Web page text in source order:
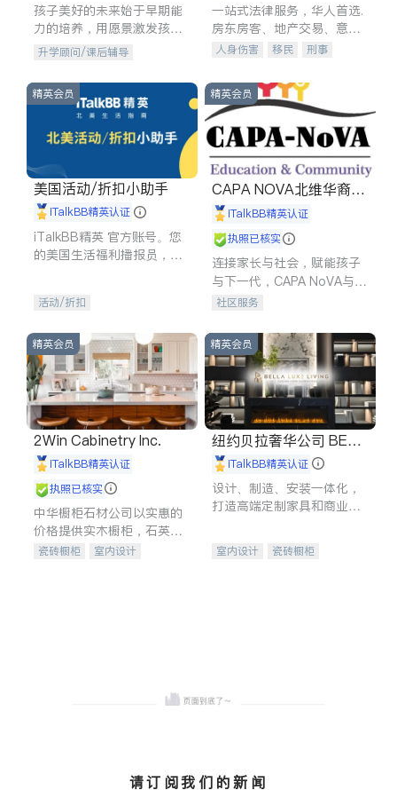
孩子美好的未来始于早期能
力的培养，用愿景激发孩子
的学习潜力和动力。理念：
拥有成长型心态是成功的基
石。
升学顾问/课后辅导
一站式法律服务，华人首选.
房东房客、地产交易、意外
伤害、车祸重伤、商业诉
建筑合同、刑事案件全包办
人身伤害 移民
刑事
信托/遗嘱
商业
索赔
律师-其它 保释
精英会员
美国活动/折扣小助手
iTalkBB精英认证
iTalkBB精英 官方账号。您
的美国生活福利播报员，精
专属福利。
活动/折扣
精英会员
CAPA NOVA北维华裔家
长会iTalkBB精英认证
执照已核实
连接家长与社会，赋能孩子
与下一代，CAPA NoVA与您
携手建设包容、公平、充满
社区服务
精英会员
2Win Cabinetry Inc.
iTalkBB精英认证
执照已核实
中华橱柜石材公司以实惠的
价格提供实木橱柜，石英石
台面，多种优质不锈钢水
瓷砖橱柜
室内设计
精英会员
纽约贝拉奢华公司 BELL
A LUXE
iTalkBB精英认证
设计、制造、安装一体化，
打造高端定制家具和商业空
室内设计
瓷砖橱柜
请订阅我们的新闻